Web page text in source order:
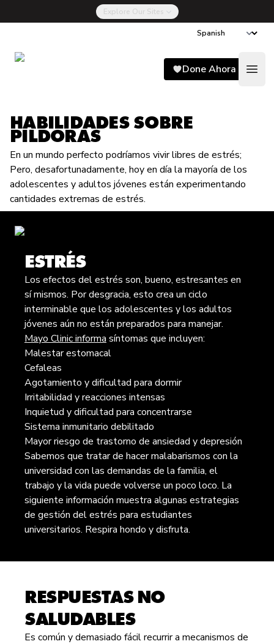
Explore Our Sites
Song for Charlie
Done Ahora
HABILIDADES SOBRE
PÍLDORAS
En un mundo perfecto podríamos vivir libres de estrés;
Pero, desafortunadamente, hoy en día la mayoría de los
adolescentes y adultos jóvenes están experimentando
cantidades extremas de estrés.
ESTRÉS
Los efectos del estrés son, bueno, estresantes en
sí mismos. Por desgracia, esto crea un ciclo
interminable que los adolescentes y los adultos
jóvenes aún no están preparados para manejar.
Mayo Clinic informa síntomas que incluyen:
Malestar estomacal
Cefaleas
Agotamiento y dificultad para dormir
Irritabilidad y reacciones intensas
Inquietud y dificultad para concentrarse
Sistema inmunitario debilitado
Mayor riesgo de trastorno de ansiedad y depresión
​Sabemos que tratar de hacer malabarismos con la
universidad con las demandas de la familia, el
trabajo y la vida puede volverse un poco loco. La
siguiente información muestra algunas estrategias
de gestión del estrés para estudiantes
universitarios. Respira hondo y disfruta.
RESPUESTAS NO
SALUDABLES
Es común y demasiado fácil recurrir a mecanismos de